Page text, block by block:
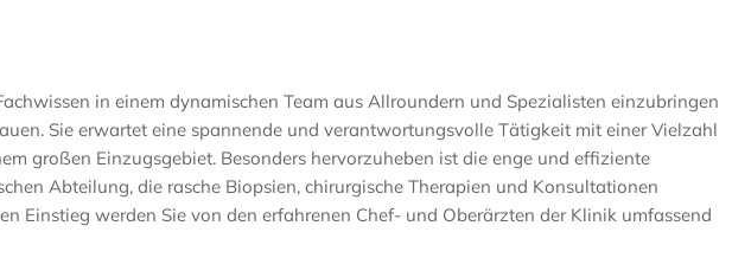
in einem dynamischen Team aus Allroundern und Spezialisten einzubringen
Sie erwartet eine spannende und verantwortungsvolle Tätigkeit mit einer Vielzahl
großen Einzugsgebiet. Besonders hervorzuheben ist die enge und effiziente
Abteilung, die rasche Biopsien, chirurgische Therapien und Konsultationen
Einstieg werden Sie von den erfahrenen Chef- und Oberärzten der Klinik umfassend